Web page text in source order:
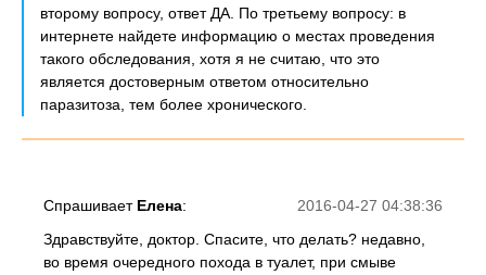
второму вопросу, ответ ДА. По третьему вопросу: в
интернете найдете информацию о местах проведения
такого обследования, хотя я не считаю, что это
является достоверным ответом относительно
паразитоза, тем более хронического.
2016-04-27 04:38:36
Спрашивает Елена:
Здравствуйте, доктор. Спасите, что делать? недавно,
во время очередного похода в туалет, при смыве